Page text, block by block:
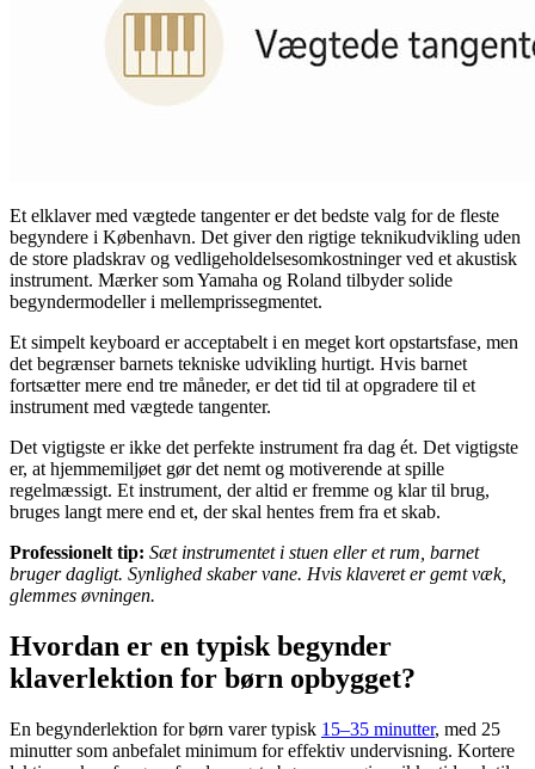
Et elklaver med vægtede tangenter er det bedste valg for de fleste
begyndere i København. Det giver den rigtige teknikudvikling uden
de store pladskrav og vedligeholdelsesomkostninger ved et akustisk
instrument. Mærker som Yamaha og Roland tilbyder solide
begyndermodeller i mellemprissegmentet.
Et simpelt keyboard er acceptabelt i en meget kort opstartsfase, men
det begrænser barnets tekniske udvikling hurtigt. Hvis barnet
fortsætter mere end tre måneder, er det tid til at opgradere til et
instrument med vægtede tangenter.
Det vigtigste er ikke det perfekte instrument fra dag ét. Det vigtigste
er, at hjemmemiljøet gør det nemt og motiverende at spille
regelmæssigt. Et instrument, der altid er fremme og klar til brug,
bruges langt mere end et, der skal hentes frem fra et skab.
Professionelt tip: Sæt instrumentet i stuen eller et rum, barnet
bruger dagligt. Synlighed skaber vane. Hvis klaveret er gemt væk,
glemmes øvningen.
Hvordan er en typisk begynder
klaverlektion for børn opbygget?
En begynderlektion for børn varer typisk 15–35 minutter, med 25
minutter som anbefalet minimum for effektiv undervisning. Kortere